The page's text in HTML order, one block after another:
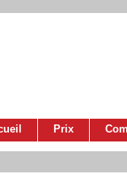
Prix